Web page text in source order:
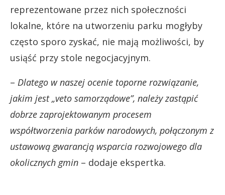
reprezentowane przez nich społeczności
lokalne, które na utworzeniu parku mogłyby
często sporo zyskać, nie mają możliwości, by
usiąść przy stole negocjacyjnym.
– Dlatego w naszej ocenie toporne rozwiązanie,
jakim jest „veto samorządowe”, należy zastąpić
dobrze zaprojektowanym procesem
współtworzenia parków narodowych, połączonym z
ustawową gwarancją wsparcia rozwojowego dla
okolicznych gmin – dodaje ekspertka.